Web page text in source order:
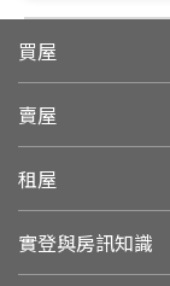
買屋
賣屋
租屋
實登與房訊知識